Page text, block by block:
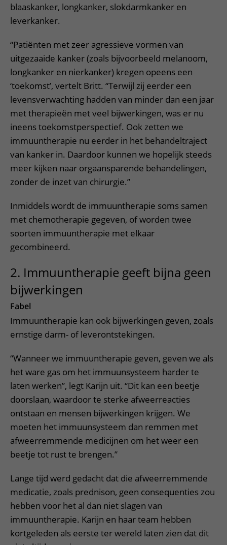
blaaskanker, longkanker, slokdarmkanker en
leverkanker.
“Patiënten met zeer agressieve vormen van
uitgezaaide kanker (zoals bijvoorbeeld melanoom,
longkanker en nierkanker) kregen opeens een
‘toekomst’, vertelt Britt. “Terwijl zij eerder een
levensverwachting hadden van minder dan een jaar
met therapieën met veel bijwerkingen, was er nu
ineens toekomstperspectief. Ook zetten we
immuuntherapie nu eerder in het behandeltraject
van kanker in. Daardoor kunnen we hopelijk steeds
meer kijken naar orgaansparende behandelingen,
zonder de inzet van chirurgie.”
Inmiddels wordt de immuuntherapie soms samen
met chemotherapie gegeven, of worden twee
soorten immuuntherapie met elkaar
gecombineerd.
2. Immuuntherapie geeft bijna geen
bijwerkingen
Fabel
Immuuntherapie kan ook bijwerkingen geven, zoals
ernstige darm- of leverontstekingen.
“Wanneer we immuuntherapie geven, geven we als
het ware gas om het immuunsysteem harder te
laten werken”, legt Karijn uit. “Dit kan een beetje
doorslaan, waardoor te sterke afweerreacties
ontstaan en mensen bijwerkingen krijgen. We
moeten het immuunsysteem dan remmen met
afweerremmende medicijnen om het weer een
beetje tot rust te brengen.”
Lange tijd werd gedacht dat die afweerremmende
medicatie, zoals prednison, geen consequenties zou
hebben voor het al dan niet slagen van
immuuntherapie. Karijn en haar team hebben
kortgeleden als eerste ter wereld laten zien dat dit